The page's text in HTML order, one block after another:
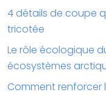
4 détails de coupe
tricotée
Le rôle écologique
écosystèmes
Comment renforcer